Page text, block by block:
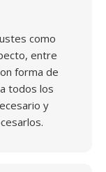
como
entre
forma de
todos los
y